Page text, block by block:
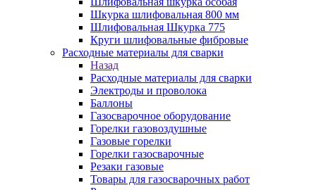
Шкурка шлифовальная 800 мм
Шлифовальная Шкурка 775
Круги шлифовальные фибровые
Расходные материалы для сварки
Назад
Расходные материалы для сварки
Электроды и проволока
Баллоны
Газосварочное оборудование
Горелки газовоздушные
Газовые горелки
Горелки газосварочные
Резаки газовые
Товары для газосварочных работ